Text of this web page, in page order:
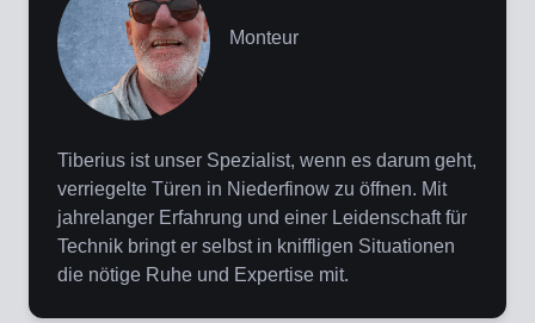
Monteur
Tiberius ist unser Spezialist, wenn es darum geht,
verriegelte Türen in Niederfinow zu öffnen. Mit
jahrelanger Erfahrung und einer Leidenschaft für
Technik bringt er selbst in kniffligen Situationen
die nötige Ruhe und Expertise mit.